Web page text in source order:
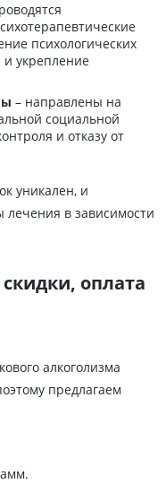
психологических
укрепление
– направлены на
социальной
и отказу от
уникален, и
в зависимости
оплата
алкоголизма
предлагаем